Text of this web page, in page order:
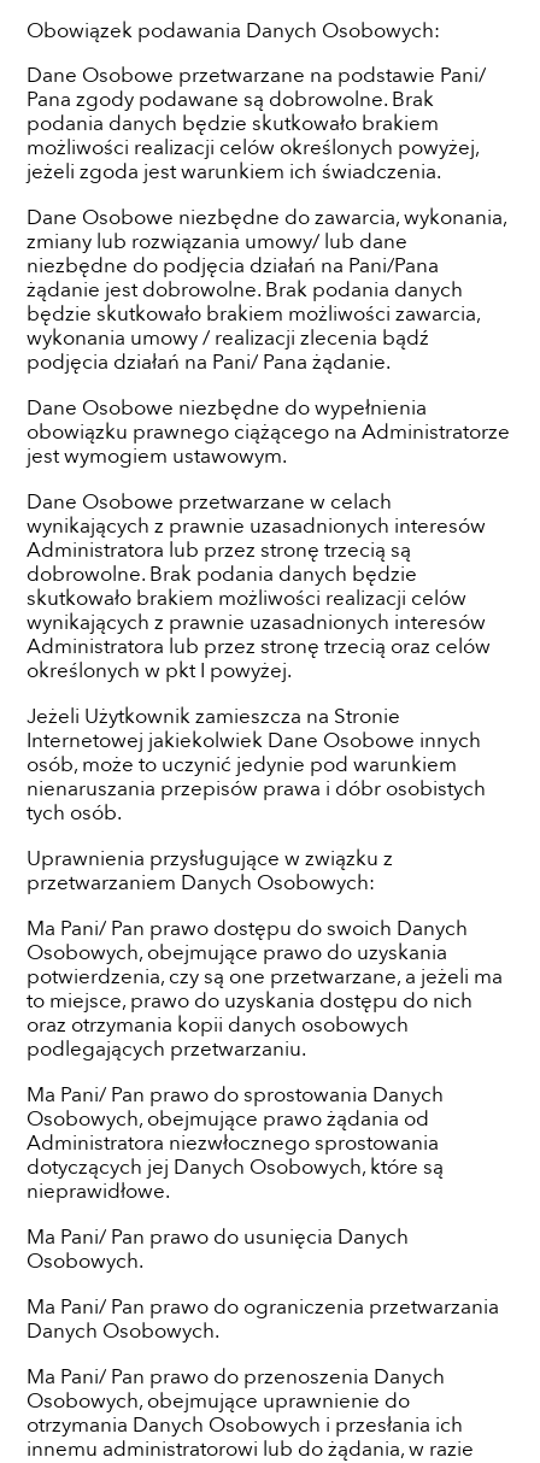
Obowiązek podawania Danych Osobowych:
Dane Osobowe przetwarzane na podstawie Pani/
Pana zgody podawane są dobrowolne. Brak
podania danych będzie skutkowało brakiem
możliwości realizacji celów określonych powyżej,
jeżeli zgoda jest warunkiem ich świadczenia.
Dane Osobowe niezbędne do zawarcia, wykonania,
zmiany lub rozwiązania umowy/ lub dane
niezbędne do podjęcia działań na Pani/Pana
żądanie jest dobrowolne. Brak podania danych
będzie skutkowało brakiem możliwości zawarcia,
wykonania umowy / realizacji zlecenia bądź
podjęcia działań na Pani/ Pana żądanie.
Dane Osobowe niezbędne do wypełnienia
obowiązku prawnego ciążącego na Administratorze
jest wymogiem ustawowym.
Dane Osobowe przetwarzane w celach
wynikających z prawnie uzasadnionych interesów
Administratora lub przez stronę trzecią są
dobrowolne. Brak podania danych będzie
skutkowało brakiem możliwości realizacji celów
wynikających z prawnie uzasadnionych interesów
Administratora lub przez stronę trzecią oraz celów
określonych w pkt I powyżej.
Jeżeli Użytkownik zamieszcza na Stronie
Internetowej jakiekolwiek Dane Osobowe innych
osób, może to uczynić jedynie pod warunkiem
nienaruszania przepisów prawa i dóbr osobistych
tych osób.
Uprawnienia przysługujące w związku z
przetwarzaniem Danych Osobowych:
Ma Pani/ Pan prawo dostępu do swoich Danych
Osobowych, obejmujące prawo do uzyskania
potwierdzenia, czy są one przetwarzane, a jeżeli ma
to miejsce, prawo do uzyskania dostępu do nich
oraz otrzymania kopii danych osobowych
podlegających przetwarzaniu.
Ma Pani/ Pan prawo do sprostowania Danych
Osobowych, obejmujące prawo żądania od
Administratora niezwłocznego sprostowania
dotyczących jej Danych Osobowych, które są
nieprawidłowe.
Ma Pani/ Pan prawo do usunięcia Danych
Osobowych.
Ma Pani/ Pan prawo do ograniczenia przetwarzania
Danych Osobowych.
Ma Pani/ Pan prawo do przenoszenia Danych
Osobowych, obejmujące uprawnienie do
otrzymania Danych Osobowych i przesłania ich
innemu administratorowi lub do żądania, w razie